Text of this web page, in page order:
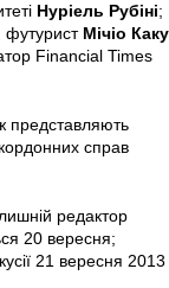
Нуріель Рубіні;
футурист Мічіо Каку
Financial Times
представляють
справ
редактор
20 вересня;
21 вересня 2013